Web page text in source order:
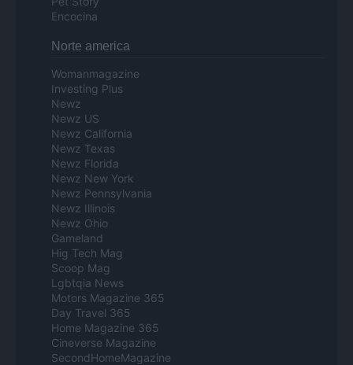
Encocina
Norte america
Womanmagazine
Investing Plus
Newz
Newz US
Newz California
Newz Texas
Newz Florida
Newz New York
Newz Pennsylvania
Newz Illinois
Newz Ohio
Gameland
Hig Tech Mag
Scoop Mag
Lgbtqia News
Motors Magazine 365
Day Travel 365
Home Magazine 365
Cineverse Magazine
SecondHomeMagazine